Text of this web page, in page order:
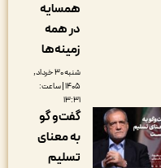
همسایه
زمینه‌ها
شنبه ۳۰ خرداد,
۱۴۰۵ | ساعت:
گفت‌و گو
به معنای
تسلیم